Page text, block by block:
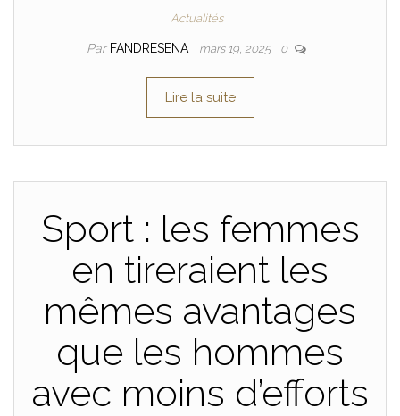
Actualités
Par FANDRESENA mars 19, 2025 0
Lire la suite
Sport : les femmes
en tireraient les
mêmes avantages
que les hommes
avec moins d’efforts